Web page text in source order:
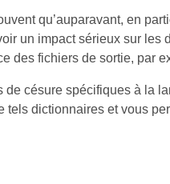
qu’auparavant, en
un impact sérieux sur les
des fichiers de sortie, par
césure spécifiques à la
dictionnaires et vous